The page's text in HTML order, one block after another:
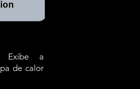
Exibe a
de calor